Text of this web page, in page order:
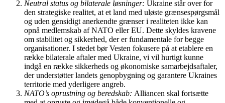
Neutral status og bilaterale løsninger: Ukraine står over for
den strategiske realitet, at et land med uløste grænsespørgsmål
og uden gensidigt anerkendte grænser i realiteten ikke kan
opnå medlemskab af NATO eller EU. Dette skyldes kravene
om stabilitet og sikkerhed, der er fundamentale for begge
organisationer. I stedet bør Vesten fokusere på at etablere en
række bilaterale aftaler med Ukraine, vi vil hurtigt kunne
indgå en række sikkerheds og økonomiske samarbejdsaftaler,
der understøtter landets genopbygning og garantere Ukraines
territorie med yderligere angreb.
NATO’s oprustning og beredskab: Alliancen skal fortsætte